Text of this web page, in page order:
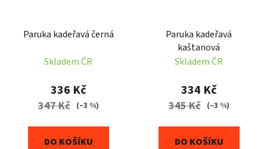
Paruka kadeřavá černá
Skladem ČR
336 Kč
347 Kč (–3 %)
DO KOŠÍKU
Paruka kadeřavá
kaštanová
Skladem ČR
334 Kč
345 Kč (–3 %)
DO KOŠÍKU